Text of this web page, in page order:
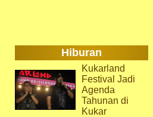
Hiburan
Kukarland
Festival Jadi
Agenda
Tahunan di
Kukar